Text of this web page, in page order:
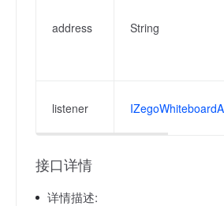
address String
listener
接口详情
详情描述: